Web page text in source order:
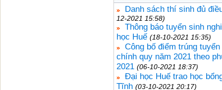
Danh sách thí sinh đủ
12-2021 15:58)
Thông báo tuyển sinh
học Huế (18-10-2021 15:35)
Công bố điểm trúng
chính quy năm 2021 theo
2021 (06-10-2021 18:37)
Đại học Huế trao học
Tĩnh (03-10-2021 20:17)